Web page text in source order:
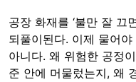
공장 화재를 ‘불만 잘 끄
되풀이된다. 이제 물어
아니다. 왜 위험한 공정
준 안에 머물렀는지, 왜